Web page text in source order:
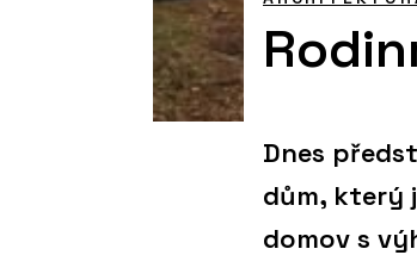
Dnes
dům, který
domov s